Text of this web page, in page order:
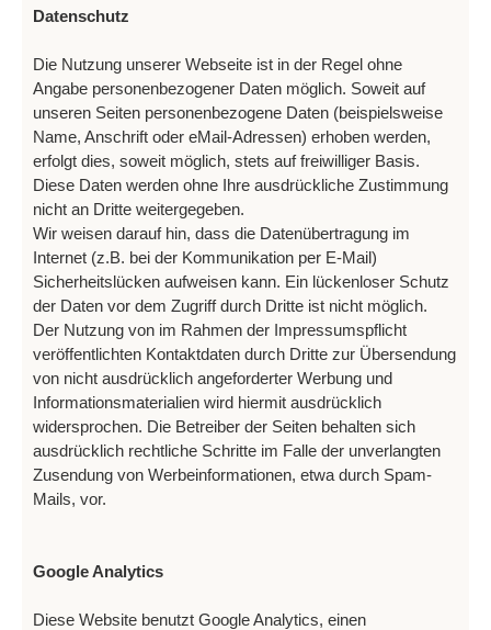
Datenschutz
Die Nutzung unserer Webseite ist in der Regel ohne
Angabe personenbezogener Daten möglich. Soweit auf
unseren Seiten personenbezogene Daten (beispielsweise
Name, Anschrift oder eMail-Adressen) erhoben werden,
erfolgt dies, soweit möglich, stets auf freiwilliger Basis.
Diese Daten werden ohne Ihre ausdrückliche Zustimmung
nicht an Dritte weitergegeben.
Wir weisen darauf hin, dass die Datenübertragung im
Internet (z.B. bei der Kommunikation per E-Mail)
Sicherheitslücken aufweisen kann. Ein lückenloser Schutz
der Daten vor dem Zugriff durch Dritte ist nicht möglich.
Der Nutzung von im Rahmen der Impressumspflicht
veröffentlichten Kontaktdaten durch Dritte zur Übersendung
von nicht ausdrücklich angeforderter Werbung und
Informationsmaterialien wird hiermit ausdrücklich
widersprochen. Die Betreiber der Seiten behalten sich
ausdrücklich rechtliche Schritte im Falle der unverlangten
Zusendung von Werbeinformationen, etwa durch Spam-
Mails, vor.
Google Analytics
Diese Website benutzt Google Analytics, einen